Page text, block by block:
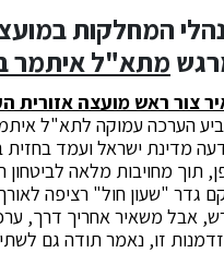
המחלקות
מתא"ל איתמר בן חיים
צור ראש מועצה אזורית
הערכה עמוקה לתא"ל
מדינת ישראל ועמד בחזית
תוך מחויבות מלאה לביטחון
גדר "שעון חול" רציפה
אבל משאיר אחריך דרך,
זו, נאמר תודה גם